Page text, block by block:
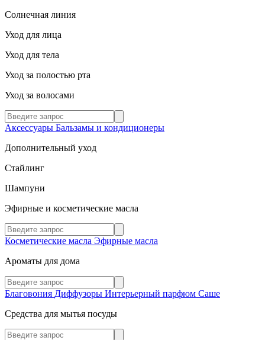
Солнечная линия
Уход для лица
Уход для тела
Уход за полостью рта
Уход за волосами
Аксессуары Бальзамы и кондиционеры
Дополнительный уход
Стайлинг
Шампуни
Эфирные и косметические масла
Косметические масла Эфирные масла
Ароматы для дома
Благовония Диффузоры Интерьерный парфюм Саше
Средства для мытья посуды